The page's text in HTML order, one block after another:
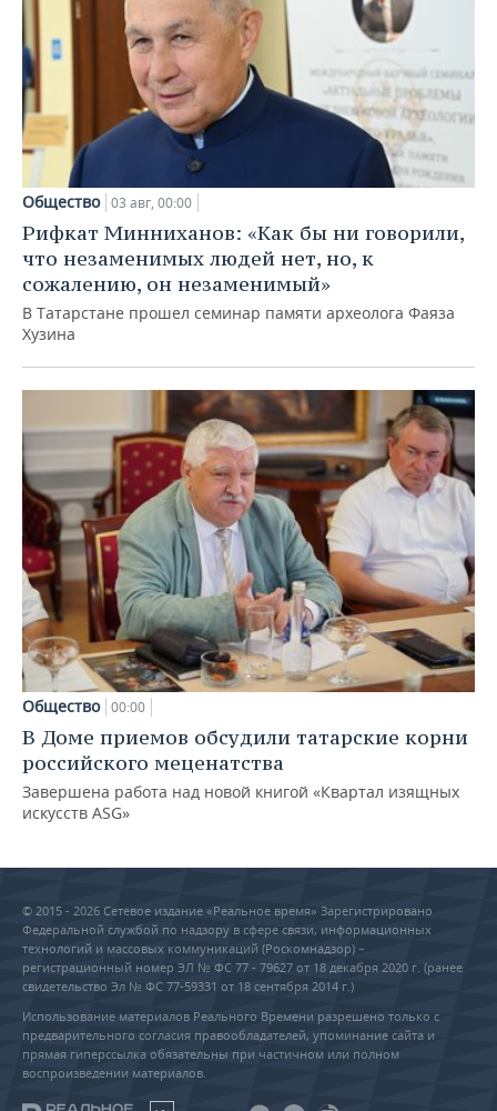
Общество 03 авг, 00:00
Рифкат Минниханов: «Как бы ни говорили,
что незаменимых людей нет, но, к
сожалению, он незаменимый»
В Татарстане прошел семинар памяти археолога Фаяза
Хузина
Общество 00:00
В Доме приемов обсудили татарские корни
российского меценатства
Завершена работа над новой книгой «Квартал изящных
искусств ASG»
© 2015 - 2026 Сетевое издание «Реальное время» Зарегистрировано
Федеральной службой по надзору в сфере связи, информационных
технологий и массовых коммуникаций (Роскомнадзор) –
регистрационный номер ЭЛ № ФС 77 - 79627 от 18 декабря 2020 г. (ранее
свидетельство Эл № ФС 77-59331 от 18 сентября 2014 г.)
Использование материалов Реального Времени разрешено только с
предварительного согласия правообладателей, упоминание сайта и
прямая гиперссылка обязательны при частичном или полном
воспроизведении материалов.